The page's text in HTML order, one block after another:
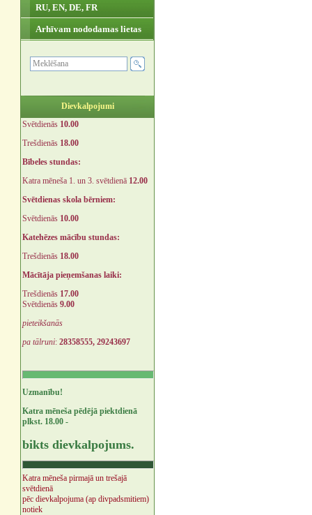
RU, EN, DE, FR
Arhīvam nododamas lietas
Dievkalpojumi
Svētdienās 10.00
Trešdienās 18.00
Bībeles stundas:
Katra mēneša 1. un 3. svētdienā 12.00
Svētdienas skola bērniem:
Svētdienās 10.00
Katehēzes mācību stundas:
Trešdienās 18.00
Mācītāja pieņemšanas laiki:
Trešdienās 17.00
Svētdienās 9.00
pieteikšanās
pa tālruni: 28358555, 29243697
Uzmanību!
Katra mēneša pēdējā piektdienā
plkst. 18.00 -
bikts dievkalpojums.
Katra mēneša pirmajā un trešajā
svētdienā
pēc dievkalpojuma (ap divpadsmitiem)
notiek